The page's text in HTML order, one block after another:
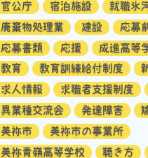
官公庁
宿泊施設 就職氷
廃棄物処理業
建設
応募
応募書類
応援 成進高等
教育
教育訓練給付制度
求人情報
求職者支援制度
異業種交流会
発達障害
美祢市
美祢市の事業所
美祢青嶺高等学校
聴き方